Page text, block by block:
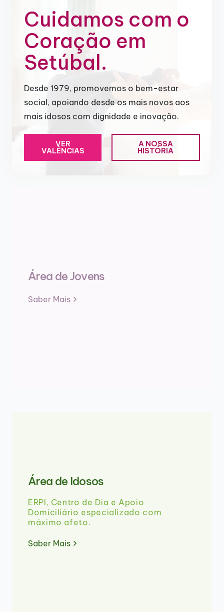
Cuidamos com o
Coração em
Setúbal.
Desde 1979, promovemos o bem-estar
social, apoiando desde os mais novos aos
mais idosos com dignidade e inovação.
VER
VALÊNCIAS
A NOSSA
HISTÓRIA
Área de Jovens
Saber Mais
Área de Idosos
ERPI, Centro de Dia e Apoio
Domiciliário especializado com
máximo afeto.
Saber Mais